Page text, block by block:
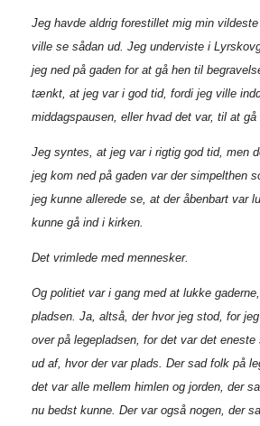
Jeg havde aldrig forestillet mig min
ville se sådan ud. Jeg underviste i
jeg ned på gaden for at gå hen til
tænkt, at jeg var i god tid, fordi jeg ville
middagspausen, eller hvad det var, til at gå
Jeg syntes, at jeg var i rigtig god tid, men
jeg kom ned på gaden var der simpelthen
jeg kunne allerede se, at der åbenbart var
kunne gå ind i kirken.
Det vrimlede med mennesker.
Og politiet var i gang med at lukke
pladsen. Ja, altså, der hvor jeg stod, for
over på legepladsen, for det var det
ud af, hvor der var plads. Der sad folk på
det var alle mellem himlen og jorden, der
nu bedst kunne. Der var også nogen, der